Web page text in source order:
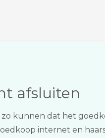
afsluiten
kunnen dat het
internet en